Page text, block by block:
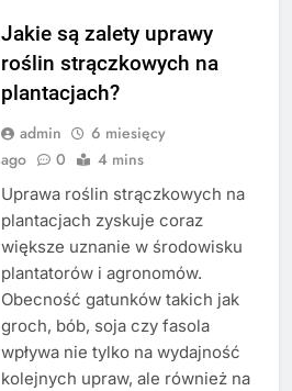
Jakie są zalety uprawy
roślin strączkowych na
plantacjach?
admin
6 miesięcy
ago
0 4 mins
Uprawa roślin strączkowych na
plantacjach zyskuje coraz
większe uznanie w środowisku
plantatorów i agronomów.
Obecność gatunków takich jak
groch, bób, soja czy fasola
wpływa nie tylko na wydajność
kolejnych upraw, ale również na